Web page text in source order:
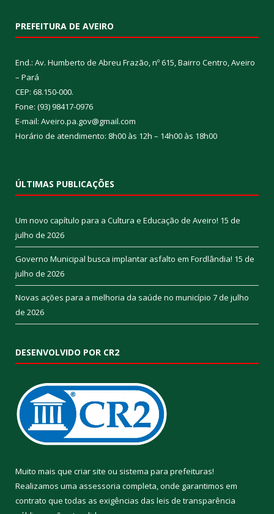
PREFEITURA DE AVEIRO
End.: Av. Humberto de Abreu Frazão, nº 615, Bairro Centro, Aveiro
– Pará
CEP: 68.150-000.
Fone: (93) 98417-0976
E-mail: Aveiro.pa.gov@gmail.com
Horário de atendimento: 8h00 às 12h – 14h00 às 18h00
ÚLTIMAS PUBLICAÇÕES
Um novo capítulo para a Cultura e Educação de Aveiro! 15 de
julho de 2026
Governo Municipal busca implantar asfalto em Fordlândia! 15 de
julho de 2026
Novas ações para a melhoria da saúde no município 7 de julho
de 2026
DESENVOLVIDO POR CR2
Muito mais que criar site ou sistema para prefeituras!
Realizamos uma assessoria completa, onde garantimos em
contrato que todas as exigências das leis de transparência